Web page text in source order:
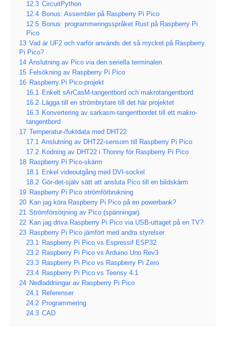
12.3 CircuitPython
12.4 Bonus: Assembler på Raspberry Pi Pico
12.5 Bonus: programmeringsspråket Rust på Raspberry Pi
Pico
13 Vad är UF2 och varför används det så mycket på Raspberry
Pi Pico?
14 Anslutning av Pico via den seriella terminalen
15 Felsökning av Raspberry Pi Pico
16 Raspberry Pi Pico-projekt
16.1 Enkelt sArCasM-tangentbord och makrotangentbord
16.2 Lägga till en strömbrytare till det här projektet
16.3 Konvertering av sarkasm-tangentbordet till ett makro-
tangentbord
17
Temperatur-/fuktdata med DHT22
17.1 Anslutning av DHT22-sensorn till Raspberry Pi Pico
17.2 Kodning av DHT22 i Thonny för Raspberry Pi Pico
18 Raspberry Pi Pico-skärm
18.1 Enkel videoutgång med DVI-sockel
18.2 Gör-det-själv sätt att ansluta Pico till en bildskärm
19 Raspberry Pi Pico strömförbrukning
20 Kan jag köra Raspberry Pi Pico på en powerbank?
21 Strömförsörjning av Pico (spänningar)
22 Kan jag driva Raspberry Pi Pico via USB-uttaget på en TV?
23 Raspberry Pi Pico jämfört med andra styrelser
23.1 Raspberry Pi Pico vs Espressif ESP32
23.2 Raspberry Pi Pico vs Arduino Uno Rev3
23.3 Raspberry Pi Pico vs Raspberry Pi Zero
23.4 Raspberry Pi Pico vs Teensy 4.1
24 Nedladdningar av Raspberry Pi Pico
24.1 Referenser
24.2 Programmering
24.3 CAD